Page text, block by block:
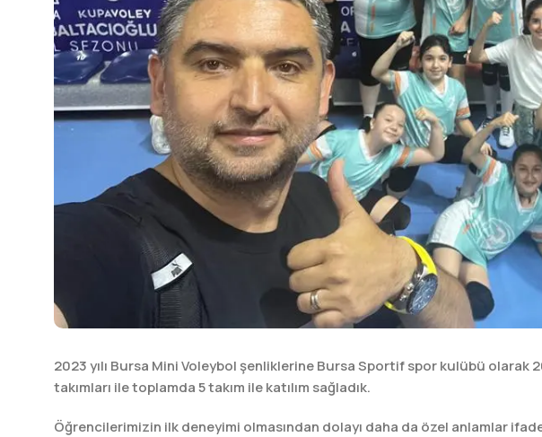
2023 yılı Bursa Mini Voleybol şenliklerine Bursa Sportif spor kulübü olarak
takımları ile toplamda 5 takım ile katılım sağladık.
Öğrencilerimizin ilk deneyimi olmasından dolayı daha da özel anlamlar